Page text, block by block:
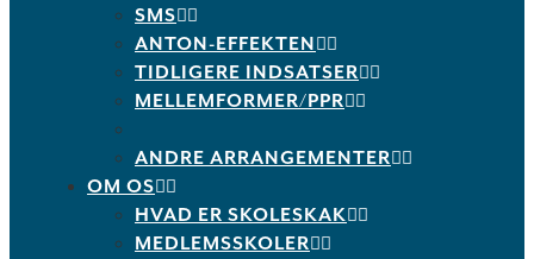
SMS
ANTON-EFFEKTEN
TIDLIGERE INDSATSER
MELLEMFORMER/PPR
ANDRE ARRANGEMENTER
OM OS
HVAD ER SKOLESKAK
MEDLEMSSKOLER